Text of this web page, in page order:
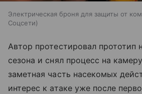
Электрическая броня для защиты от
Соцсети
Автор протестировал прототип
сезона и снял процесс на
заметная часть насекомых
интерес к атаке уже после